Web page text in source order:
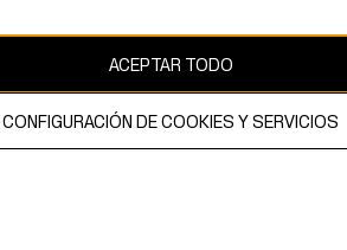
web está protegido por copyright y es
& Mauritz AB.
ACEPTAR TODO
CONFIGURACIÓN DE COOKIES Y SERVICIOS